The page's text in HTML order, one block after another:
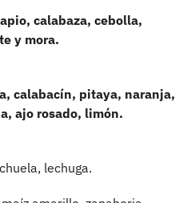
calabaza, cebolla,
y mora.
calabacín, pitaya, naranja,
ajo rosado, limón.
lechuga.